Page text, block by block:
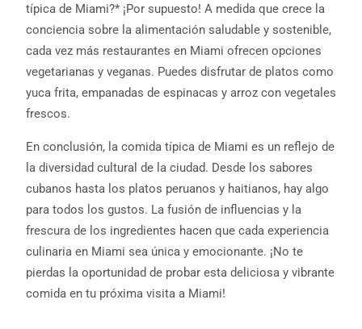
típica de Miami?* ¡Por supuesto! A medida que crece la
conciencia sobre la alimentación saludable y sostenible,
cada vez más restaurantes en Miami ofrecen opciones
vegetarianas y veganas. Puedes disfrutar de platos como
yuca frita, empanadas de espinacas y arroz con vegetales
frescos.
En conclusión, la comida típica de Miami es un reflejo de
la diversidad cultural de la ciudad. Desde los sabores
cubanos hasta los platos peruanos y haitianos, hay algo
para todos los gustos. La fusión de influencias y la
frescura de los ingredientes hacen que cada experiencia
culinaria en Miami sea única y emocionante. ¡No te
pierdas la oportunidad de probar esta deliciosa y vibrante
comida en tu próxima visita a Miami!